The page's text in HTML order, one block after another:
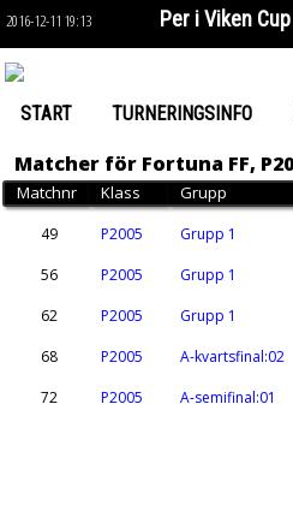
2016-12-11 19:13 Per i Viken
START TURNERINGSINFO
Matcher för Fortuna FF,
Matchnr Klass Grupp
49 P2005 Grupp 1
56
P2005 Grupp 1
62
P2005 Grupp 1
68
P2005 A-kvartsfinal:02
72
P2005 A-semifinal:01